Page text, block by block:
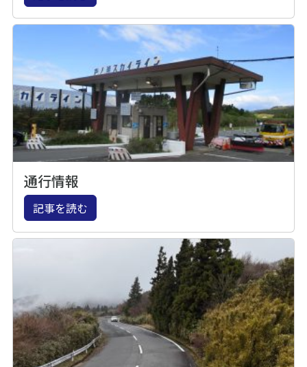
通行情報
記事を読む